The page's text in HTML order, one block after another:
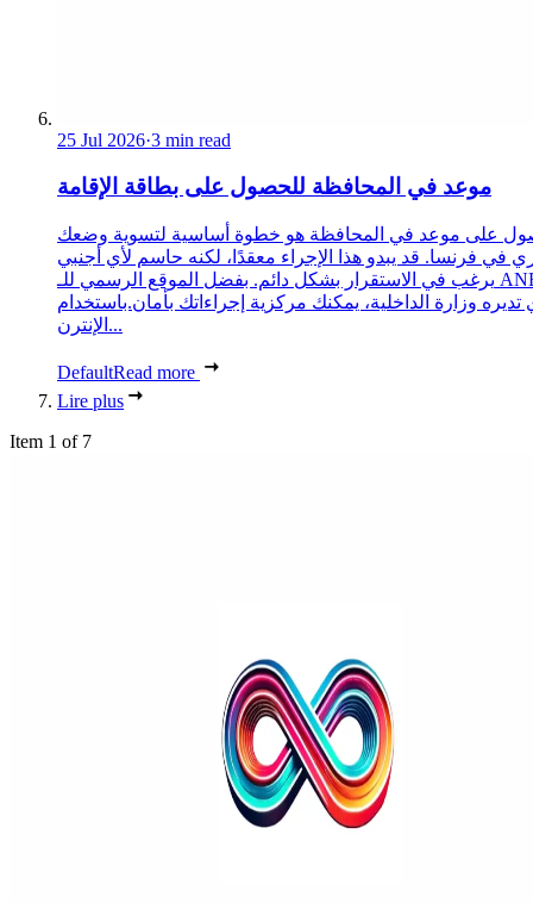
25 Jul 2026·3 min read
موعد في المحافظة للحصول على بطاقة الإقامة
على موعد في المحافظة هو خطوة أساسية لتسوية وضعك
في فرنسا. قد يبدو هذا الإجراء معقدًا، لكنه حاسم لأي أجنبي
يرغب في الاستقرار بشكل دائم. بفضل الموقع الرسمي للـ ANEF،
تديره وزارة الداخلية، يمكنك مركزية إجراءاتك بأمان.باستخدام
الإنترن...
DefaultRead more
Lire plus
Item 1 of 7